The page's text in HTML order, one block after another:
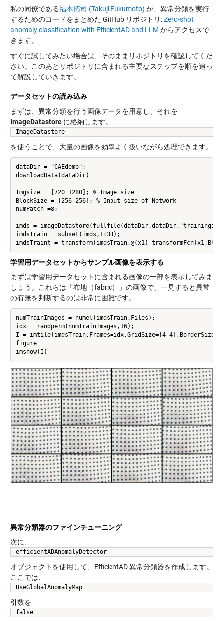
私の同僚である福本拓司 (Takuji Fukumoto) が、異常分類を実行
するためのコードをまとめた GitHub リポジトリ:Zero-shot
anomaly classification with EfficientAD and LLM からアクセスで
きます。
すぐに試してみたい場合は、そのままリポジトリを確認してくだ
さい。このあとリポジトリに含まれる主要なステップを順を追っ
て解説していきます。
データセットの読み込み
まずは、異常分類を行う画像データを用意し、それを
ImageDatastoreに格納します。
ImageDatastore
を使うことで、大量の画像を効率よく扱いながら処理できます。
dataDir = "CAEdemo";
downloadData(dataDir)
Imgsize = [720 1280]; % Image size
BlockSize = [256 256]; % Input size of Network
numPatch =8;
imds =
imdsTrain = subset(imds,1:38);
学習用データセットからサンプル画像を表示する
まずは学習用データセットに含まれる画像の一部を表示してみま
しょう。これらは「布地（fabric）」の画像で、一見すると異常
の有無を判断するのは非常に困難です。
numTrainImages = numel(imdsTrain.Files);
idx = randperm(numTrainImages,16);
I = imtile(imdsTrain,Frames=idx,GridSize=[4
figure
異常分類器のファインチューニング
次に、
efficientADAnomalyDetector
オブジェクトを使用して、EfficientAD 異常分類器を作成します。
ここでは、
UseGlobalAnomalyMap
引数を
false